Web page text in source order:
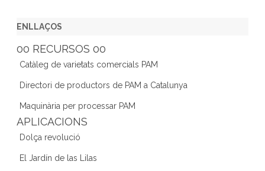
c
e
b
o
o
k
er gr
a
m
dI
n
ENLLAÇOS
00 RECURSOS 00
Catàleg de varietats comercials PAM
Directori de productors de PAM a Catalunya
Maquinària per processar PAM
APLICACIONS
Dolça revolució
El Jardín de las Lilas